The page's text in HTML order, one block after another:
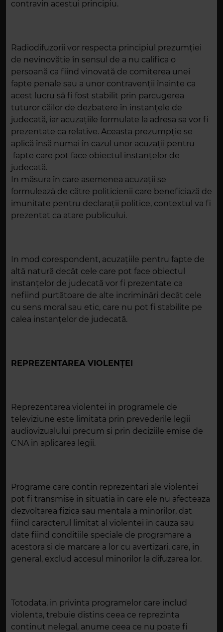
contravin acestui principiu.
Radiodifuzorii vor respecta principiul prezumției
de nevinovătie în sensul de a nu califica o
persoană ca fiind vinovată de comiterea unei
fapte penale sau a unor contravenții înainte ca
acest lucru să fi fost stabilit prin parcugerea
tuturor căilor de dezbatere în instanțele de
judecată, iar acuzaţiile formulate la adresa sa vor fi
prezentate ca relative. Aceasta prezumpţie se
aplică însă numai în cazul unor acuzaţii pentru
fapte care pot face obiectul instanțelor de
judecată.
In măsura în care asemenea acuzaţii se
formulează de către politicienii care beneficiază de
imunitate pentru declaraţii politice, contextul va fi
prezentat ca atare publicului.
In mod corespondent, acuzaţiile pentru fapte de
altă natură decât cele care pot face obiectul
instanțelor de judecată vor fi prezentate ca
nefiind purtătoare de alte incriminări decât cele
cu sens moral sau etic, care nu pot fi stabilite pe
calea instanțelor de judecată.
REPREZENTAREA VIOLENŢEI
Reprezentarea violentei in programele de
televiziune este limitata prin prevederile legii
audiovizualului precum si prin deciziile emise de
CNA in aplicarea legii.
Programe care contin reprezentari ale violentei
pot fi transmise in situatia in care ele nu afecteaza
dezvoltarea fizica sau mentala a minorilor, dat
fiind caracterul limitat al violentei in cauza sau
date fiind conditiile speciale de programare a
acestora si de marcare a lor cu avertizari, care, in
general, exclud accesul minorilor la difuzarea lor.
Totodata, in privinta programelor care includ
violenta, trebuie distins ceea ce reprezinta
continut nelegal, anume ceea ce nu poate fi